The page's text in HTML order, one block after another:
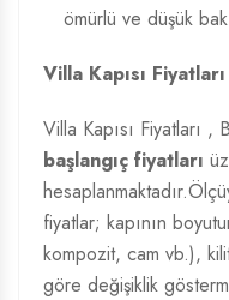
ömürlü ve düşük
Villa Kapısı Fiyatları
Villa Kapısı Fiyatları ,
başlangıç fiyatları
fiyatlar; kapının
kompozit, cam vb.),
göre değişiklik